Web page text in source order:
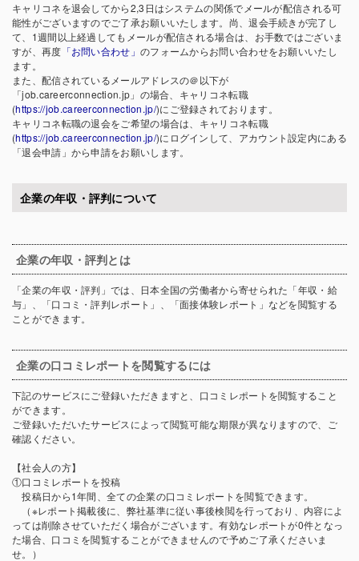
キャリコネを退会してから2,3日はシステムの関係でメールが配信される可
能性がございますのでご了承お願いいたします。尚、退会手続きが完了し
て、1週間以上経過してもメールが配信される場合は、お手数ではございま
すが、再度 「お問い合わせ」 のフォームからお問い合わせをお願いいたし
ます。
また、配信されているメールアドレスの＠以下が
「job.careerconnection.jp」の場合、キャリコネ転職
(https://job.careerconnection.jp/)にご登録されております。
キャリコネ転職の退会をご希望の場合は、キャリコネ転職
(https://job.careerconnection.jp/)にログインして、アカウント設定内にある
「退会申請」から申請をお願いします。
企業の年収・評判について
企業の年収・評判とは
「企業の年収・評判」では、日本全国の労働者から寄せられた「年収・給
与」、「口コミ・評判レポート」、「面接体験レポート」などを閲覧する
ことができます。
企業の口コミレポートを閲覧するには
下記のサービスにご登録いただきますと、口コミレポートを閲覧すること
ができます。
ご登録いただいたサービスによって閲覧可能な期限が異なりますので、ご
確認ください。
【社会人の方】
①口コミレポートを投稿
投稿日から1年間、全ての企業の口コミレポートを閲覧できます。
（※レポート掲載後に、弊社基準に従い事後検閲を行っており、内容によ
っては削除させていただく場合がございます。有効なレポートが0件となっ
た場合、口コミを閲覧することができませんので予めご了承くださいま
せ。）